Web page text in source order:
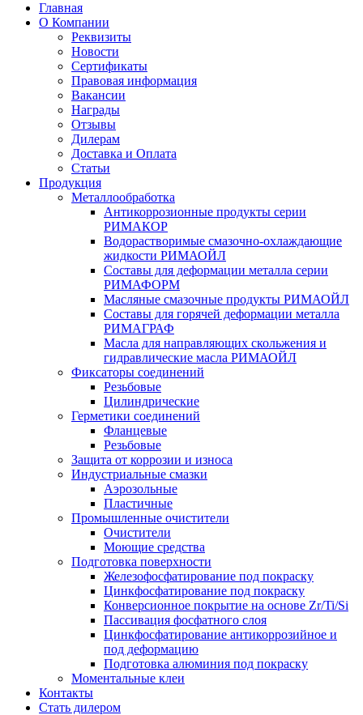
Главная
О Компании
Реквизиты
Новости
Сертификаты
Правовая информация
Вакансии
Награды
Отзывы
Дилерам
Доставка и Оплата
Статьи
Продукция
Металлообработка
Антикоррозионные продукты серии
РИМАКОР
Водорастворимые смазочно-охлаждающие
жидкости РИМАОЙЛ
Составы для деформации металла серии
РИМАФОРМ
Масляные смазочные продукты РИМАОЙЛ
Составы для горячей деформации металла
РИМАГРАФ
Масла для направляющих скольжения и
гидравлические масла РИМАОЙЛ
Фиксаторы соединений
Резьбовые
Цилиндрические
Герметики соединений
Фланцевые
Резьбовые
Защита от коррозии и износа
Индустриальные смазки
Аэрозольные
Пластичные
Промышленные очистители
Очистители
Моющие средства
Подготовка поверхности
Железофосфатирование под покраску
Цинкфосфатирование под покраску
Конверсионное покрытие на основе Zr/Ti/Si
Пассивация фосфатного слоя
Цинкфосфатирование антикоррозийное и
под деформацию
Подготовка алюминия под покраску
Моментальные клеи
Контакты
Стать дилером